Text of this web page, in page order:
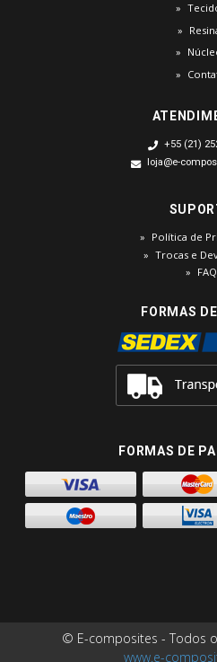
+55 (21)
loja@e-
Política de
Trocas e
FAQ
FORMAS
FORMAS DE
© E-composites - Todos
www.e-